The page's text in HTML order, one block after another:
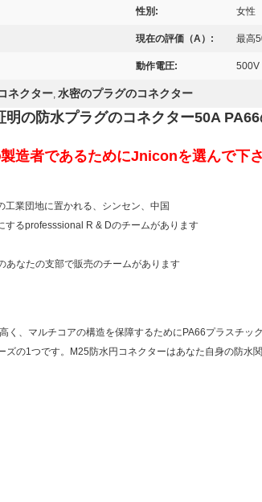
性別: 女性
現在の評価（A）: 最高
動作電圧: 500V
ネクター, 水密のプラグのコネクター
の防水プラグのコネクター50A
造者であるためにJniconを選んで下さ
業団地に置かれる、シンセン、中国
するprofesssional R & Dのチームがあります
あなたの支部で販売のチームがあります
く、マルチコアの構造を保障するためにPA66プラスチ
の1つです。
M25防水円コネクターはあなた自身の防水